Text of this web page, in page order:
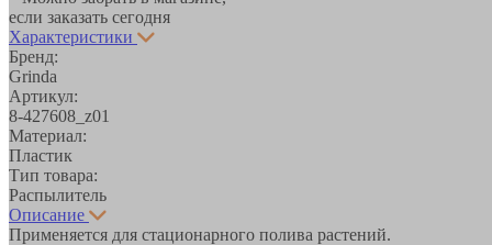
если заказать сегодня
Характеристики
Бренд:
Grinda
Артикул:
8-427608_z01
Материал:
Пластик
Тип товара:
Распылитель
Описание
Применяется для стационарного полива растений.